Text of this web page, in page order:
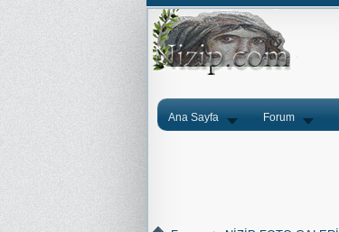
Ana Sayfa Forum